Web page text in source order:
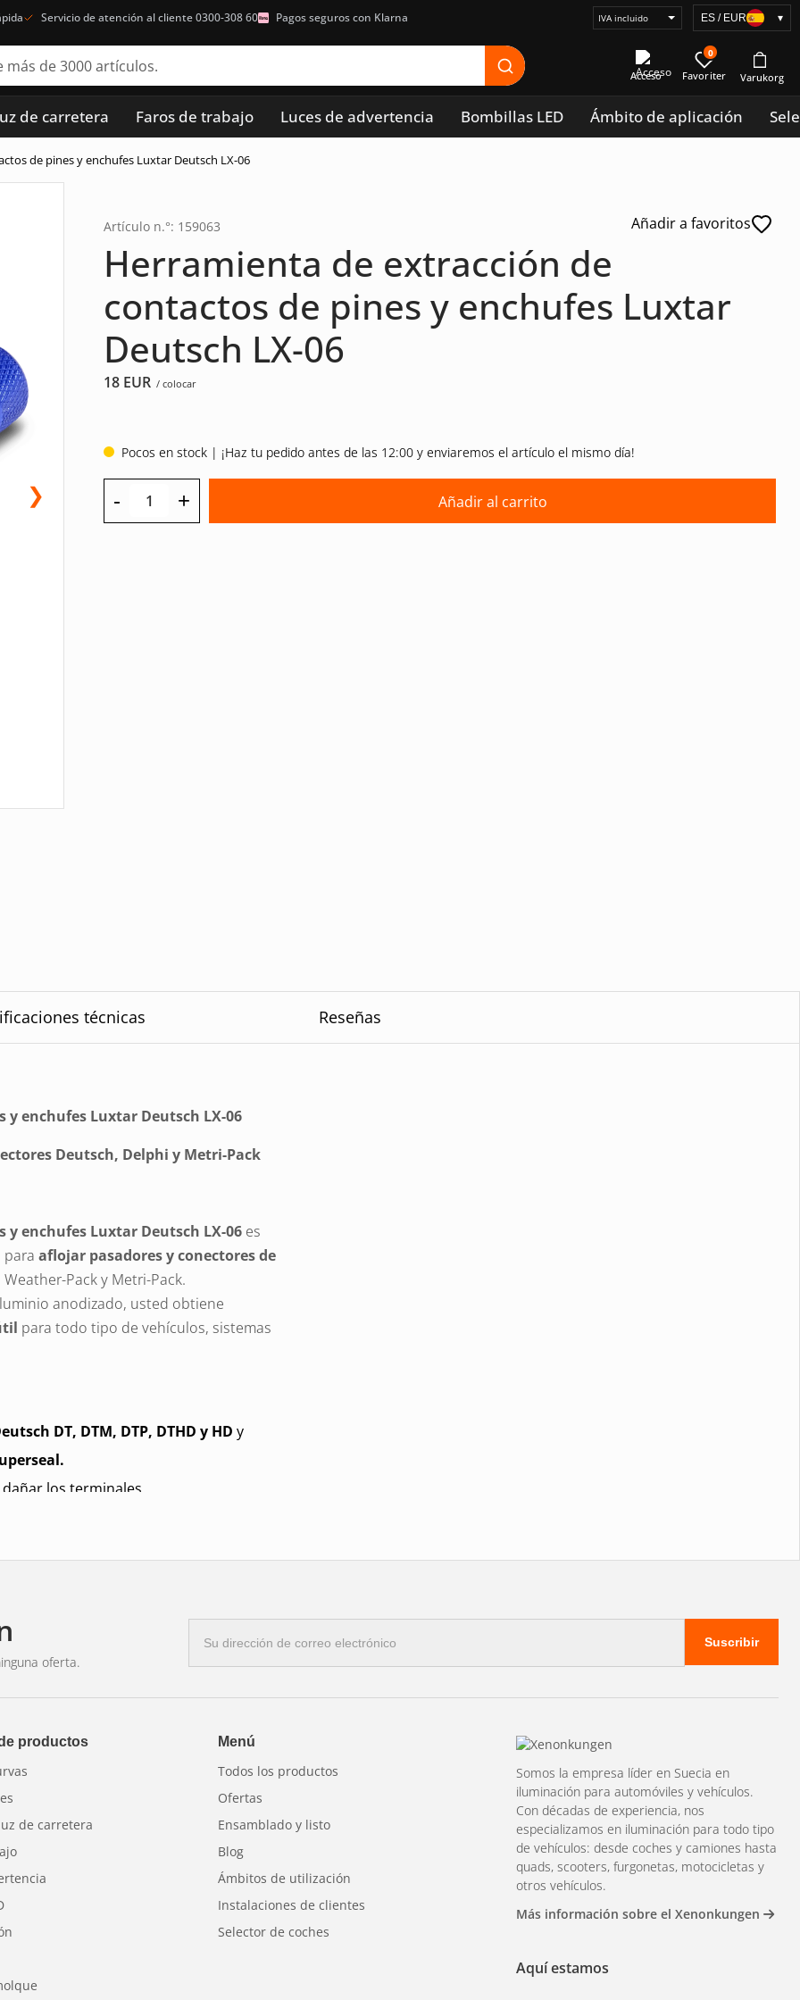
Servicio de atención al cliente 0300-308 60 Pagos seguros con Klarna
Seleccionar
visualización
precios
ES / EUR ▾
Acceso
0
de carretera Faros de trabajo Luces de advertencia Bombillas LED Ámbito de aplicación
de pines y enchufes Luxtar Deutsch LX-06
❯
Añadir a favoritos
Artículo n.°: 159063
Herramienta de extracción de
contactos de pines y enchufes Luxtar
Deutsch LX-06
18 EUR / colocar
Pocos en stock | ¡Haz tu pedido antes de las 12:00 y enviaremos el artículo el mismo día!
- + Añadir al carrito
técnicas Reseñas
enchufes Luxtar Deutsch LX-06
Deutsch, Delphi y Metri-Pack
enchufes Luxtar Deutsch LX-06 es
aflojar pasadores y conectores de
Pack y Metri-Pack.
anodizado, usted obtiene
para todo tipo de vehículos, sistemas
DT, DTM, DTP, DTHD y HD y
los terminales.
camiones, motocicletas,
y aplicaciones marinas.
Pack, Metri-Pack
oferta.
electrónico
Suscribir
productos
de carretera
Menú
Todos los productos
Ofertas
Ensamblado y listo
Blog
Ámbitos de utilización
Instalaciones de clientes
Selector de coches
Somos la empresa líder en Suecia en
iluminación para automóviles y vehículos.
Con décadas de experiencia, nos
especializamos en iluminación para todo tipo
de vehículos: desde coches y camiones hasta
quads, scooters, furgonetas, motocicletas y
otros vehículos.
Más información sobre el Xenonkungen
Aquí estamos